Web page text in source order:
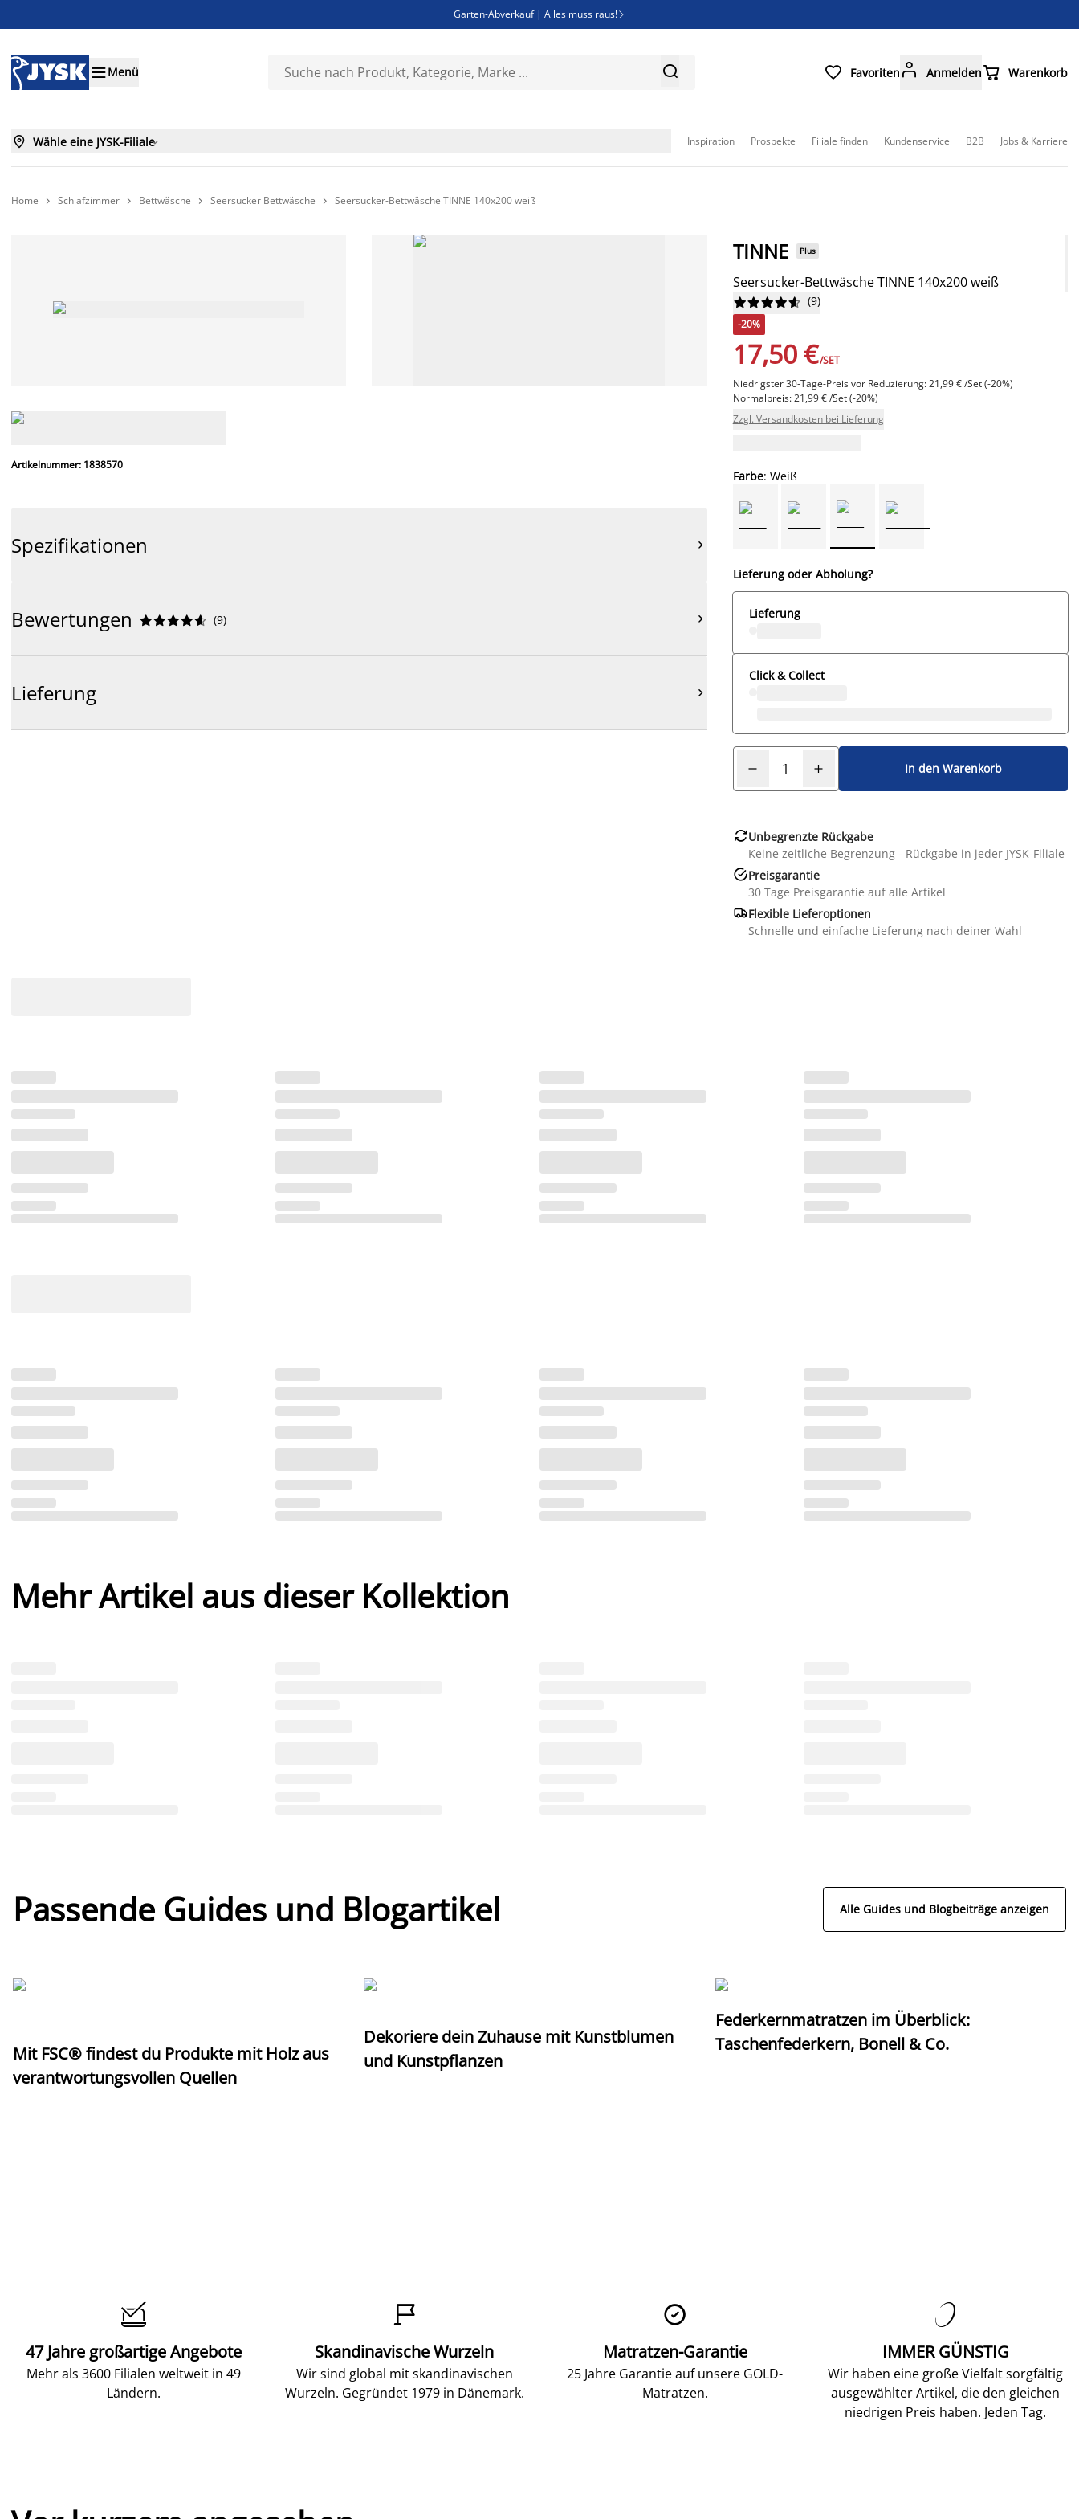
Garten-Abverkauf | Alles muss raus! 
Bist du Unternehmer? Entdecke JYSK-B2B
Menü   Favoriten  Anmelden Warenkorb
 Wähle eine JYSK-Filiale Inspiration Prospekte Filiale finden Kundenservice B2B Jobs & Karriere
Home  Schlafzimmer  Bettwäsche  Seersucker Bettwäsche  Seersucker-Bettwäsche TINNE 140x200 weiß
Artikelnummer: 1838570
Spezifikationen 
Bewertungen 




 (9) 
Lieferung 
TINNE Plus
Seersucker-Bettwäsche TINNE 140x200 weiß





 (9)
-20%
17,50 €/SET
Niedrigster 30-Tage-Preis vor Reduzierung: 21,99 € /Set (-20%)
Normalpreis: 21,99 € /Set (-20%)
Zzgl. Versandkosten bei Lieferung
Farbe: Weiß
Lieferung oder Abholung?
Lieferung
Click & Collect
In den Warenkorb
Unbegrenzte Rückgabe
Keine zeitliche Begrenzung - Rückgabe in jeder JYSK-Filiale
Preisgarantie
30 Tage Preisgarantie auf alle Artikel
Flexible Lieferoptionen
Schnelle und einfache Lieferung nach deiner Wahl
Mehr Artikel aus dieser Kollektion
Passende Guides und Blogartikel Alle Guides und Blogbeiträge anzeigen
Mit FSC® findest du Produkte mit Holz aus
verantwortungsvollen Quellen
Dekoriere dein Zuhause mit Kunstblumen
und Kunstpflanzen
Federkernmatratzen im Überblick:
Taschenfederkern, Bonell & Co.

47 Jahre großartige Angebote
Mehr als 3600 Filialen weltweit in 49
Ländern.

Skandinavische Wurzeln
Wir sind global mit skandinavischen
Wurzeln. Gegründet 1979 in Dänemark.

Matratzen-Garantie
25 Jahre Garantie auf unsere GOLD-
Matratzen.

IMMER GÜNSTIG
Wir haben eine große Vielfalt sorgfältig
ausgewählter Artikel, die den gleichen
niedrigen Preis haben. Jeden Tag.